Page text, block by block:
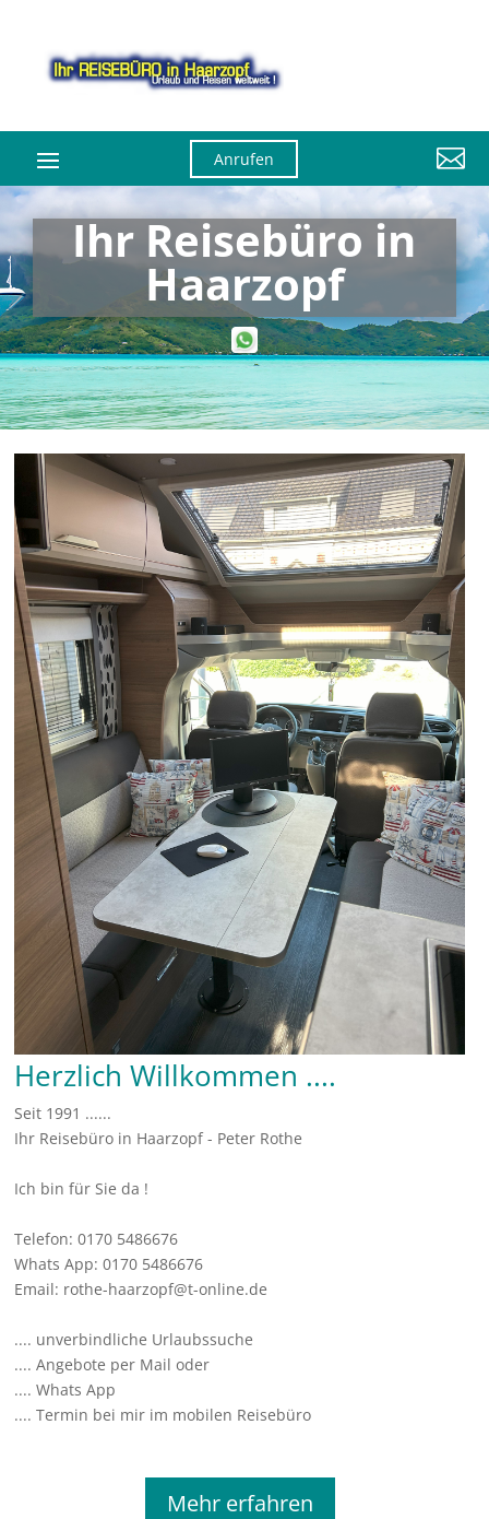
Anrufen 
Ihr Reisebüro in
Haarzopf
Herzlich Willkommen ....
Seit 1991 ......
Ihr Reisebüro in Haarzopf - Peter Rothe
Ich bin für Sie da !
Telefon: 0170 5486676
Whats App: 0170 5486676
Email: rothe-haarzopf@t-online.de
.... unverbindliche Urlaubssuche
.... Angebote per Mail oder
.... Whats App
.... Termin bei mir im mobilen Reisebüro
Mehr erfahren